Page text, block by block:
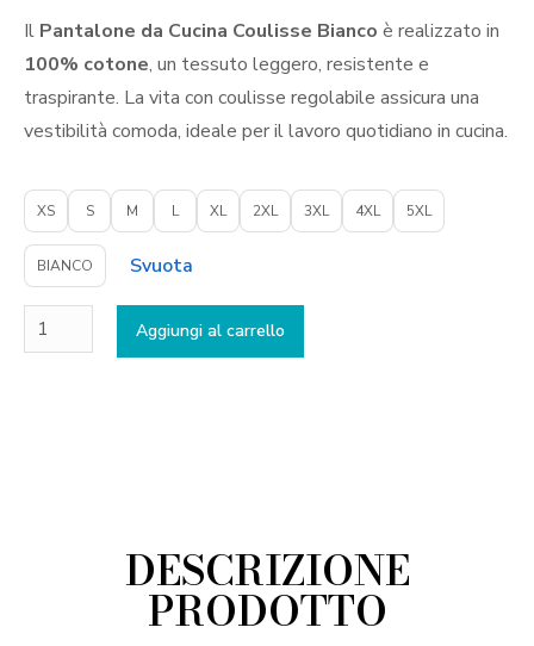
Il Pantalone da Cucina Coulisse Bianco è realizzato in
100% cotone, un tessuto leggero, resistente e
traspirante. La vita con coulisse regolabile assicura una
vestibilità comoda, ideale per il lavoro quotidiano in cucina.
XS S M L XL 2XL 3XL 4XL 5XL
BIANCO Svuota
Aggiungi al carrello
DESCRIZIONE
PRODOTTO